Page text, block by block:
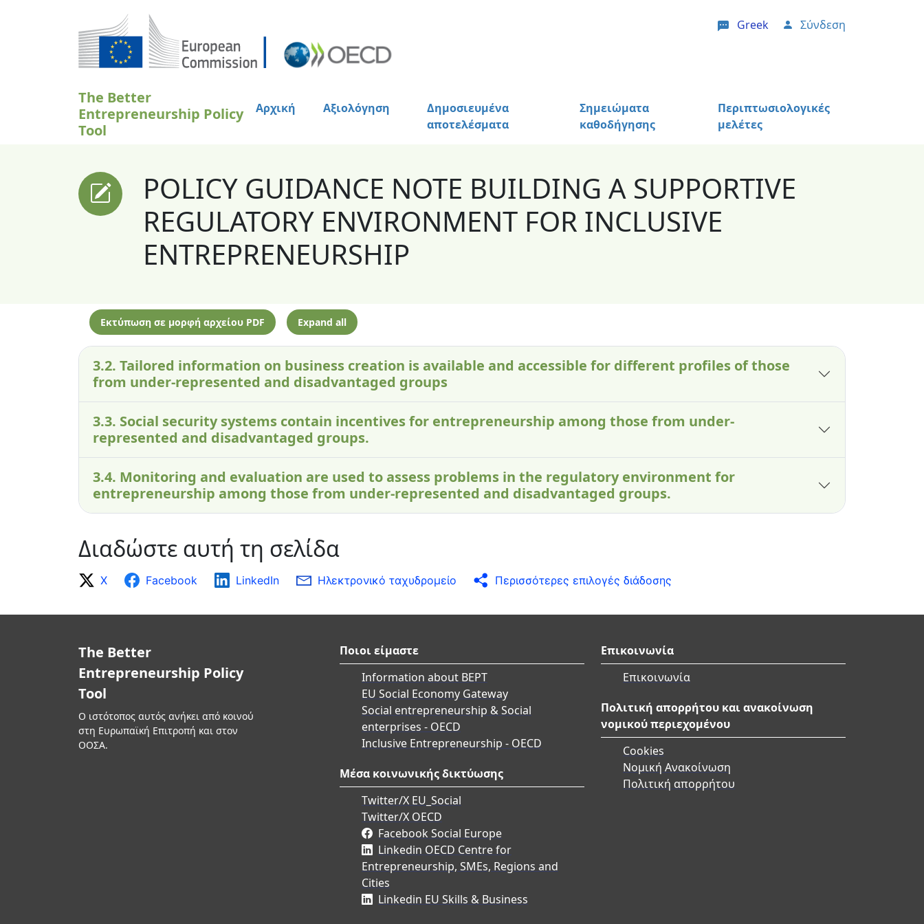
Παράκαμψη προς το κυρίως περιεχόμενο Greek User account menu
Σύνδεση
The Better
Entrepreneurship Policy
Tool
Αρχική Αξιολόγηση
Δημοσιευμένα
αποτελέσματα
Σημειώματα
καθοδήγησης
Περιπτωσιολογικές
μελέτες
POLICY GUIDANCE NOTE BUILDING A SUPPORTIVE
REGULATORY ENVIRONMENT FOR INCLUSIVE
ENTREPRENEURSHIP
Εκτύπωση σε μορφή αρχείου PDF Expand all
3.2. Tailored information on business creation is available and accessible for different profiles of those
from under-represented and disadvantaged groups
3.3. Social security systems contain incentives for entrepreneurship among those from under-
represented and disadvantaged groups.
3.4. Monitoring and evaluation are used to assess problems in the regulatory environment for
entrepreneurship among those from under-represented and disadvantaged groups.
Διαδώστε αυτή τη σελίδα
X Facebook LinkedIn Ηλεκτρονικό ταχυδρομείο Περισσότερες επιλογές διάδοσης
The Better
Entrepreneurship Policy
Tool
Ο ιστότοπος αυτός ανήκει από κοινού
στη Ευρωπαϊκή Επιτροπή και στον
ΟΟΣΑ.
Ποιοι είμαστε
Information about BEPT
EU Social Economy Gateway
Social entrepreneurship & Social
enterprises - OECD
Inclusive Entrepreneurship - OECD
Μέσα κοινωνικής δικτύωσης
Twitter/X EU_Social
Twitter/X OECD
Facebook Social Europe
Linkedin OECD Centre for
Entrepreneurship, SMEs, Regions and
Cities
Linkedin EU Skills & Business
Επικοινωνία
Επικοινωνία
Πολιτική απορρήτου και ανακοίνωση
νομικού περιεχομένου
Cookies
Νομική Ανακοίνωση
Πολιτική απορρήτου